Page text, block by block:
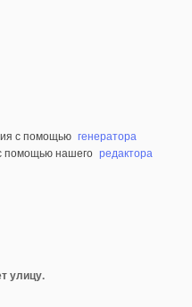
с помощью генератора
помощью нашего редактора
улицу.